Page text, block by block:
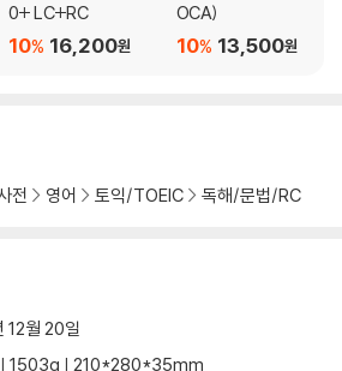
0+ LC+RC
16,200원
10%
OCA)
13,500원
10%
전 영어 토익/TOEIC 독해/문법/RC
12월 20일
1503g | 210*280*35mm